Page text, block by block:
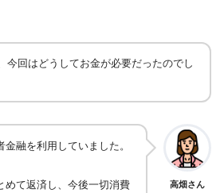
今回はどうしてお金が必要だったのでし
融を利用していました。
めて返済し、今後一切消費
高畑さん